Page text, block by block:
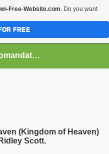
MUSICA
RSVP (Raccomandati Se Vi Piacciono)
(Kingdom of Heaven)
Scott.
Free-Website.com. Do you want
FREE